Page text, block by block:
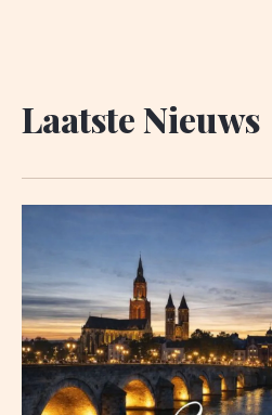
Laatste Nieuws